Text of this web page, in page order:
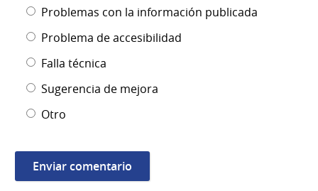
Problemas con la información publicada
Problema de accesibilidad
Falla técnica
Sugerencia de mejora
Otro